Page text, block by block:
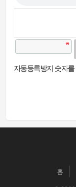
자동등록방지 숫자
홈